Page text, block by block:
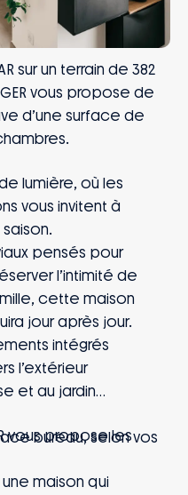
sur un terrain de 382
vous propose de
d’une surface de
lumière, où les
vous invitent à
pensés pour
l’intimité de
cette maison
jour après jour.
intégrés
l’extérieur
et au jardin
bureau, selon vos
vous propose les
maison qui